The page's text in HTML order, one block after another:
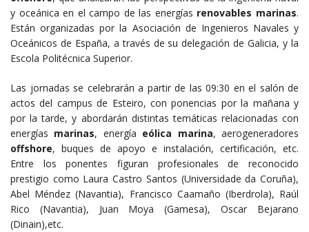
y oceánica en el campo de las energías renovables marinas.
Están organizadas por la Asociación de Ingenieros Navales y
Oceánicos de España, a través de su delegación de Galicia, y la
Escola Politécnica Superior.
Las jornadas se celebrarán a partir de las 09:30 en el salón de
actos del campus de Esteiro, con ponencias por la mañana y
por la tarde, y abordarán distintas temáticas relacionadas con
energías marinas, energía eólica marina, aerogeneradores
offshore, buques de apoyo e instalación, certificación, etc.
Entre los ponentes figuran profesionales de reconocido
prestigio como Laura Castro Santos (Universidade da Coruña),
Abel Méndez (Navantia), Francisco Caamaño (Iberdrola), Raúl
Rico (Navantia), Juan Moya (Gamesa), Oscar Bejarano
(Dinain),etc.